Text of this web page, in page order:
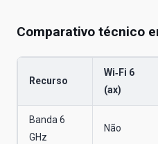
Comparativo técnico
Recurso
Wi‑Fi 6
(ax)
Banda 6
GHz
Não